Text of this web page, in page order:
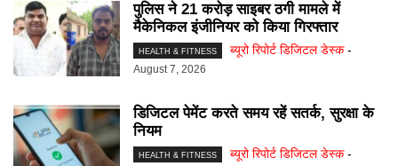
पुलिस ने 21 करोड़ साइबर ठगी मामले में
मैकेनिकल इंजीनियर को किया गिरफ्तार
HEALTH & FITNESS ब्यूरो रिपोर्ट डिजिटल डेस्क -
August 7, 2026
डिजिटल पेमेंट करते समय रहें सतर्क, सुरक्षा के
नियम
HEALTH & FITNESS ब्यूरो रिपोर्ट डिजिटल डेस्क -